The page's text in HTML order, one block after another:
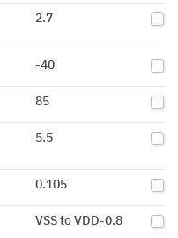
2.7
-40
85
5.5
0.105
VSS to VDD-0.8